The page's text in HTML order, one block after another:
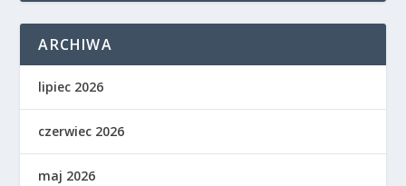
ARCHIWA
lipiec 2026
czerwiec 2026
maj 2026